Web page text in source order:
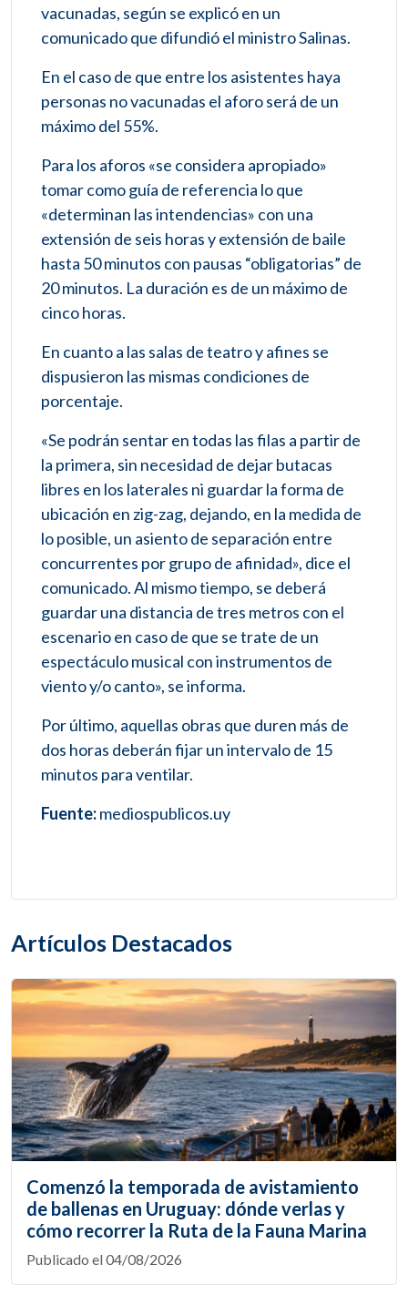
vacunadas, según se explicó en un
comunicado que difundió el ministro Salinas.
En el caso de que entre los asistentes haya
personas no vacunadas el aforo será de un
máximo del 55%.
Para los aforos «se considera apropiado»
tomar como guía de referencia lo que
«determinan las intendencias» con una
extensión de seis horas y extensión de baile
hasta 50 minutos con pausas “obligatorias” de
20 minutos. La duración es de un máximo de
cinco horas.
En cuanto a las salas de teatro y afines se
dispusieron las mismas condiciones de
porcentaje.
«Se podrán sentar en todas las filas a partir de
la primera, sin necesidad de dejar butacas
libres en los laterales ni guardar la forma de
ubicación en zig-zag, dejando, en la medida de
lo posible, un asiento de separación entre
concurrentes por grupo de afinidad», dice el
comunicado. Al mismo tiempo, se deberá
guardar una distancia de tres metros con el
escenario en caso de que se trate de un
espectáculo musical con instrumentos de
viento y/o canto», se informa.
Por último, aquellas obras que duren más de
dos horas deberán fijar un intervalo de 15
minutos para ventilar.
Fuente:mediospublicos.uy
Artículos Destacados
Comenzó la temporada de avistamiento
de ballenas en Uruguay: dónde verlas y
cómo recorrer la Ruta de la Fauna Marina
Publicado el 04/08/2026